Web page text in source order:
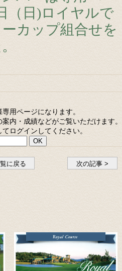
（日)ロイヤルで
カップ組合せを
用ページになります。
内・成績などがご覧いただけます。
ログインしてください。
に戻る 次の記事 >